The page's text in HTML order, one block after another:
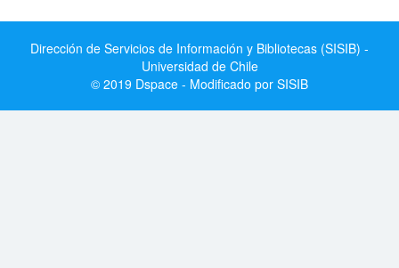
Dirección de Servicios de Información y Bibliotecas (SISIB) -
Universidad de Chile
© 2019 Dspace - Modificado por SISIB